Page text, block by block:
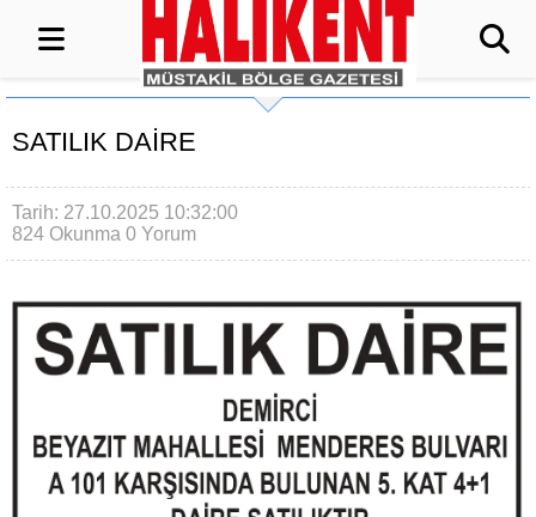
SATILIK DAİRE
Tarih: 27.10.2025 10:32:00
824 Okunma 0 Yorum